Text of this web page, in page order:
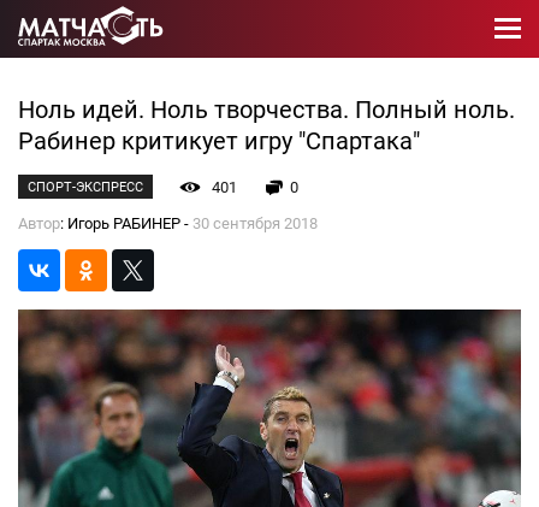
Ноль идей. Ноль творчества. Полный ноль.
Рабинер критикует игру "Спартака"
СПОРТ-ЭКСПРЕСС 401
0
Автор: Игорь РАБИНЕР - 30 сентября 2018